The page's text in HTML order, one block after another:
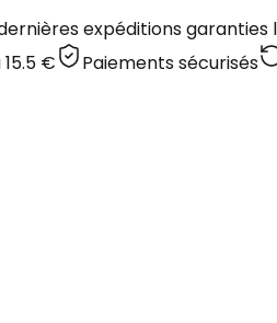
expéditions garanties
€
Paiements sécurisés